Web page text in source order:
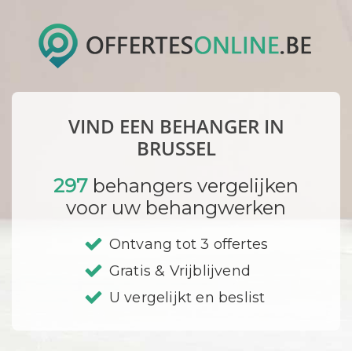
VIND EEN BEHANGER IN
BRUSSEL
297 behangers vergelijken
voor uw behangwerken
Ontvang tot 3 offertes
Gratis & Vrijblijvend
U vergelijkt en beslist